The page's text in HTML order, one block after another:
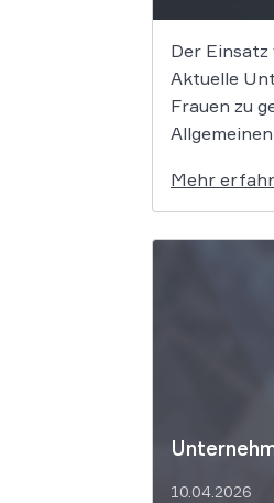
Der
Aktuelle
Frauen zu
Mehr
10.04.2026